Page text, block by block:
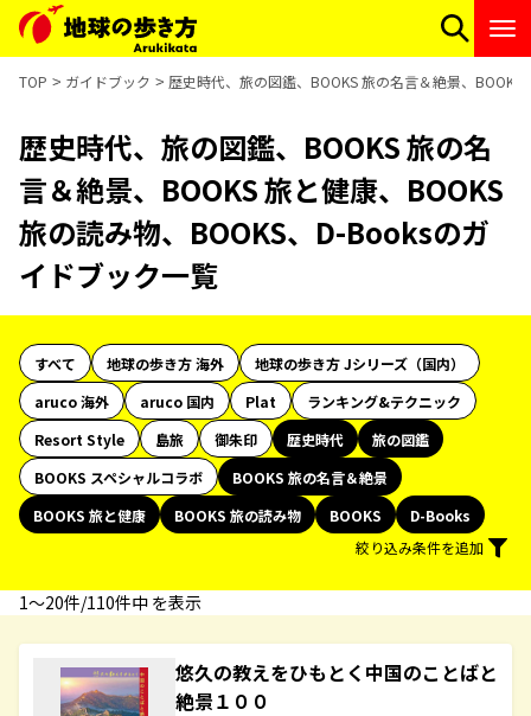
TOP ガイドブック 歴史時代、旅の図鑑、BOOKS 旅の名言＆絶景、
歴史時代、旅の図鑑、BOOKS 旅の名
言＆絶景、BOOKS 旅と健康、BOOKS
旅の読み物、BOOKS、D-Booksのガ
イドブック一覧
すべて 地球の歩き方 海外
地球の歩き方 Jシリーズ（国内）
aruco 海外
aruco 国内 Plat
ランキング&テクニック
Resort Style
島旅 御朱印 歴史時代
旅の図鑑
BOOKS スペシャルコラボ
BOOKS 旅の名言＆絶景
BOOKS 旅と健康
BOOKS 旅の読み物 BOOKS
D-Books
絞り込み条件を追加
1〜20件/110件中 を表示
悠久の教えをひもとく中国のことばと
絶景１００